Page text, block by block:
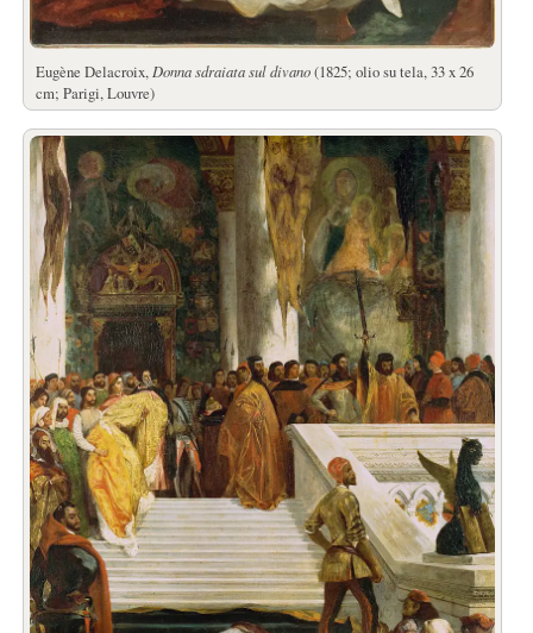
Eugène Delacroix,Donna sdraiata sul divano(1825; olio su tela, 33 x 26
cm; Parigi, Louvre)